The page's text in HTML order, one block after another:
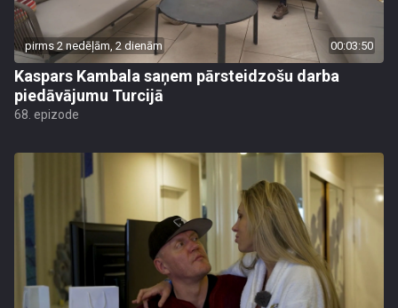
pirms 2 nedēļām, 2 dienām 00:03:50
Kaspars Kambala saņem pārsteidzošu darba
piedāvājumu Turcijā
68. epizode